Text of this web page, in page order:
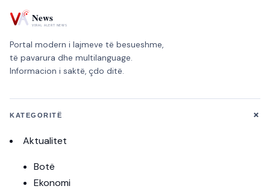
Portal modern i lajmeve të besueshme,
të pavarura dhe multilanguage.
Informacion i saktë, çdo ditë.
KATEGORITË +
Aktualitet
Botë
Ekonomi